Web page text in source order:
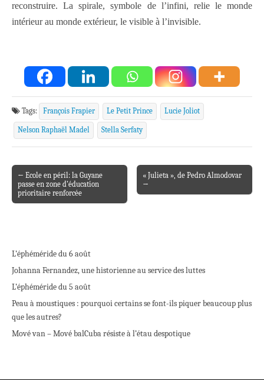
reconstruire. La spirale, symbole de l’infini, relie le monde
intérieur au monde extérieur, le visible à l’invisible.
Tags: François Frapier Le Petit Prince Lucie Joliot
Nelson Raphaël Madel Stella Serfaty
Post navigation
← Ecole en péril: la Guyane
passe en zone d’éducation
prioritaire renforcée
« Julieta », de Pedro Almodovar
→
L’éphéméride du 6 août
Johanna Fernandez, une historienne au service des luttes
L’éphéméride du 5 août
Peau à moustiques : pourquoi certains se font-ils piquer beaucoup plus
que les autres?
Mové van – Mové balCuba résiste à l’étau despotique